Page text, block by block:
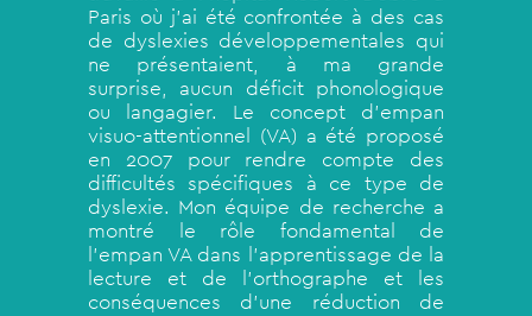
Paris où j’ai été confrontée à des cas
de dyslexies développementales qui
ne présentaient, à ma grande
surprise, aucun déficit phonologique
ou langagier. Le concept d’empan
visuo-attentionnel (VA) a été proposé
en 2007 pour rendre compte des
difficultés spécifiques à ce type de
dyslexie. Mon équipe de recherche a
montré le rôle fondamental de
l’empan VA dans l’apprentissage de la
lecture et de l’orthographe et les
conséquences d’une réduction de